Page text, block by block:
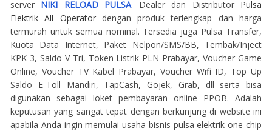
server NIKI RELOAD PULSA. Dealer dan Distributor Pulsa
Elektrik All Operatordengan produk terlengkap dan harga
termurah untuk semua nominal. Tersedia juga Pulsa Transfer,
Kuota Data Internet, Paket Nelpon/SMS/BB, Tembak/Inject
KPK 3, Saldo V-Tri, Token Listrik PLN Prabayar, Voucher Game
Online, Voucher TV Kabel Prabayar, Voucher Wifi ID, Top Up
Saldo E-Toll Mandiri, TapCash, Gojek, Grab, dll serta bisa
digunakan sebagai loket pembayaran online PPOB. Adalah
keputusan yang sangat tepat dengan berkunjung di website ini
apabila Anda ingin memulai usaha bisnis pulsa elektrik one chip